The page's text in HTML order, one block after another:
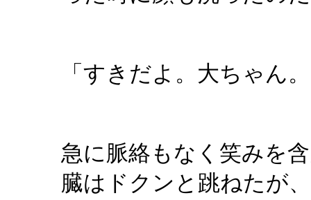
「すきだよ。大ちゃん
急に脈絡もなく笑みを
臓はドクンと跳ねたが